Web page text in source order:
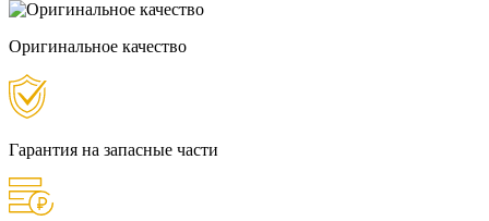
Оригинальное качество
Гарантия на запасные части